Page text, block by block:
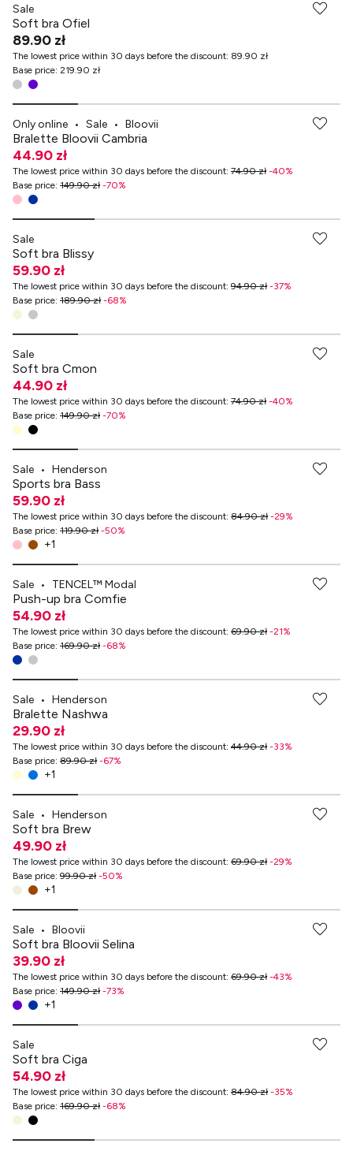
Sale
Soft bra Ofiel
89.90 zł
The lowest price within 30 days before the discount: 89.90 zł
Base price: 219.90 zł
-70% przy zakupach za min. 349 zł
Only online • Sale • Bloovii
Bralette Bloovii Cambria
44.90 zł
The lowest price within 30 days before the discount: 74.90 zł -40%
Base price: 149.90 zł -70%
-70% przy zakupach za min. 349 zł
Sale
Soft bra Blissy
59.90 zł
The lowest price within 30 days before the discount: 94.90 zł -37%
Base price: 189.90 zł -68%
-70% przy zakupach za min. 349 zł
Sale
Soft bra Cmon
44.90 zł
The lowest price within 30 days before the discount: 74.90 zł -40%
Base price: 149.90 zł -70%
Sale • Henderson
Sports bra Bass
59.90 zł
The lowest price within 30 days before the discount: 84.90 zł -29%
Base price: 119.90 zł -50%
+1
-70% przy zakupach za min. 349 zł
Sale • TENCEL™ Modal
Push-up bra Comfie
54.90 zł
The lowest price within 30 days before the discount: 69.90 zł -21%
Base price: 169.90 zł -68%
Sale • Henderson
Bralette Nashwa
29.90 zł
The lowest price within 30 days before the discount: 44.90 zł -33%
Base price: 89.90 zł -67%
+1
Sale • Henderson
Soft bra Brew
49.90 zł
The lowest price within 30 days before the discount: 69.90 zł -29%
Base price: 99.90 zł -50%
+1
-70% przy zakupach za min. 349 zł
Sale • Bloovii
Soft bra Bloovii Selina
39.90 zł
The lowest price within 30 days before the discount: 69.90 zł -43%
Base price: 149.90 zł -73%
+1
-70% przy zakupach za min. 349 zł
Sale
Soft bra Ciga
54.90 zł
The lowest price within 30 days before the discount: 84.90 zł -35%
Base price: 169.90 zł -68%
-70% przy zakupach za min. 349 zł